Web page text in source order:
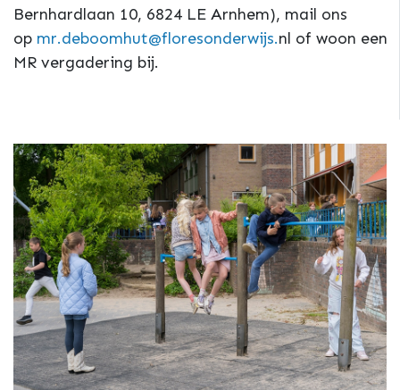
Bernhardlaan 10, 6824 LE Arnhem), mail ons
op mr.deboomhut@floresonderwijs.nl of woon een
MR vergadering bij.